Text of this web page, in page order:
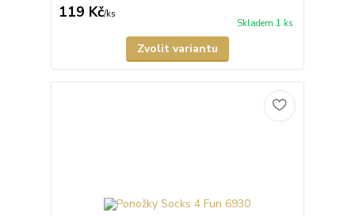
119 Kč/ks
Skladem 1 ks
Zvolit variantu